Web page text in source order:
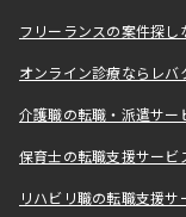
フリーランスの案件探し
オンライン診療ならレバ
介護職の転職・派遣サー
保育士の転職支援サービ
リハビリ職の転職支援